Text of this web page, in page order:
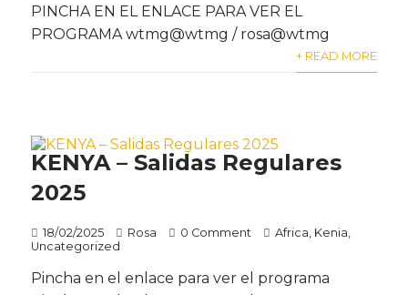
PINCHA EN EL ENLACE PARA VER EL
PROGRAMA wtmg@wtmg / rosa@wtmg
+ READ MORE
KENYA – Salidas Regulares
2025
18/02/2025 Rosa 0 Comment Africa Kenia
Uncategorized
Pincha en el enlace para ver el programa